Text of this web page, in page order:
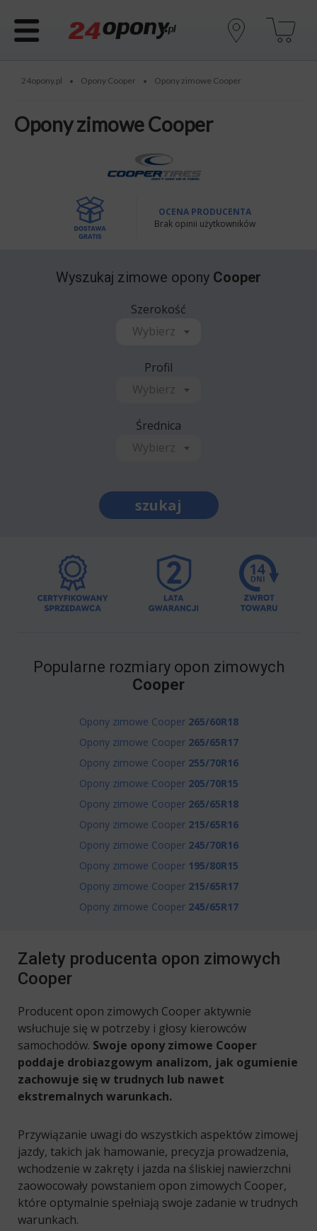
24opony.pl • Opony Cooper • Opony zimowe Cooper
Opony zimowe Cooper
OCENA PRODUCENTA
Brak opinii użytkowników
Wyszukaj zimowe opony Cooper
Szerokość
Wybierz
Profil
Wybierz
Średnica
Wybierz
szukaj
Popularne rozmiary opon zimowych
Cooper
Opony zimowe Cooper 265/60R18
Opony zimowe Cooper 265/65R17
Opony zimowe Cooper 255/70R16
Opony zimowe Cooper 205/70R15
Opony zimowe Cooper 265/65R18
Opony zimowe Cooper 215/65R16
Opony zimowe Cooper 245/70R16
Opony zimowe Cooper 195/80R15
Opony zimowe Cooper 215/65R17
Opony zimowe Cooper 245/65R17
Zalety producenta opon zimowych
Cooper
Producent opon zimowych Cooper aktywnie
wsłuchuje się w potrzeby i głosy kierowców
samochodów. Swoje opony zimowe Cooper
poddaje drobiazgowym analizom, jak ogumienie
zachowuje się w trudnych lub nawet
ekstremalnych warunkach.
Przywiązanie uwagi do wszystkich aspektów zimowej
jazdy, takich jak hamowanie, precyzja prowadzenia,
wchodzenie w zakręty i jazda na śliskiej nawierzchni
zaowocowały powstaniem opon zimowych Cooper,
które optymalnie spełniają swoje zadanie w trudnych
warunkach.